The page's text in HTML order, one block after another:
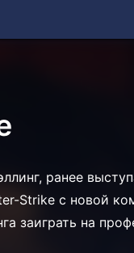
ранее
Strike с новой
заиграть на